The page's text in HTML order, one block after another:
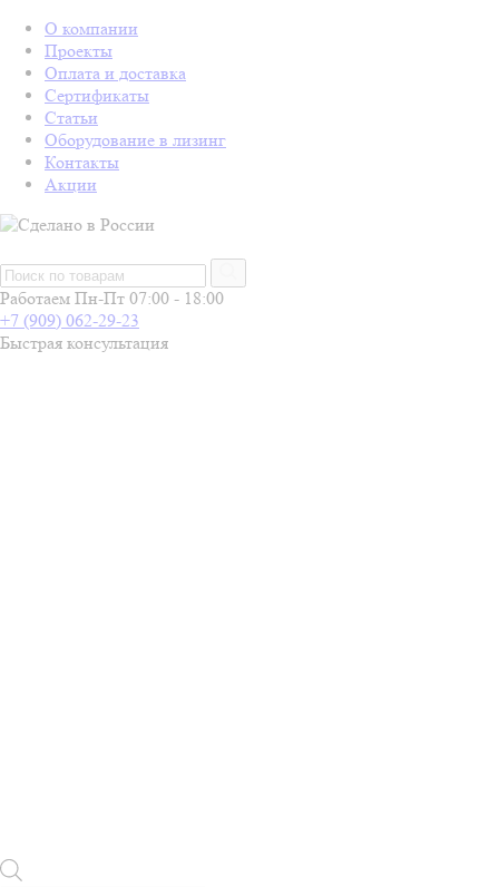
О компании
Проекты
Оплата и доставка
Сертификаты
Статьи
Оборудование в лизинг
Контакты
Акции
Работаем Пн-Пт 07:00 - 18:00
+7 (909) 062-29-23
Быстрая консультация